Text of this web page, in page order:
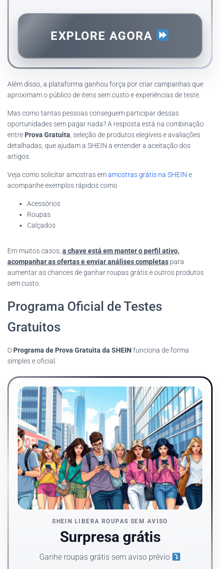
EXPLORE AGORA
Além disso, a plataforma ganhou força por criar campanhas que
aproximam o público de itens sem custo e experiências de teste.
Mas como tantas pessoas conseguem participar dessas
oportunidades sem pagar nada? A resposta está na combinação
entre Prova Gratuita , seleção de produtos elegíveis e avaliações
detalhadas, que ajudam a SHEIN a entender a aceitação dos
artigos.
Veja como solicitar amostras emamostras grátis na SHEIN e
acompanhe exemplos rápidos como
Acessórios
Roupas
Calçados
Em muitos casos, a chave está em manter o perfil ativo,
acompanhar as ofertas e enviar análises completas para
aumentar as chances de ganhar roupas grátis e outros produtos
sem custo.
Programa Oficial de Testes
Gratuitos
O Programa de Prova Gratuita da SHEIN funciona de forma
simples e oficial.
SHEIN LIBERA ROUPAS SEM AVISO
Surpresa grátis
Ganhe roupas grátis sem aviso prévio